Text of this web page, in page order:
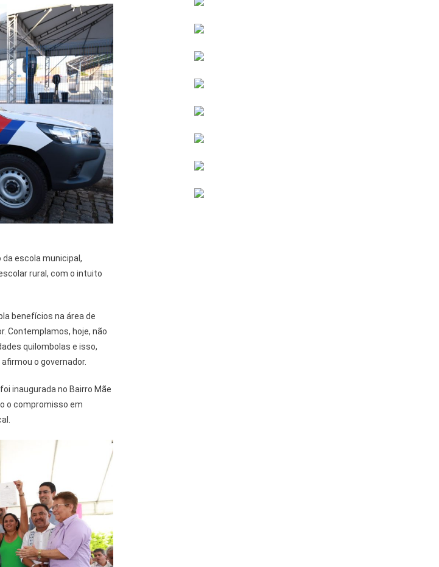
da escola municipal,
rural, com o intuito
benefícios na área de
Contemplamos, hoje, não
quilombolas e isso,
o governador.
inaugurada no Bairro Mãe
o compromisso em